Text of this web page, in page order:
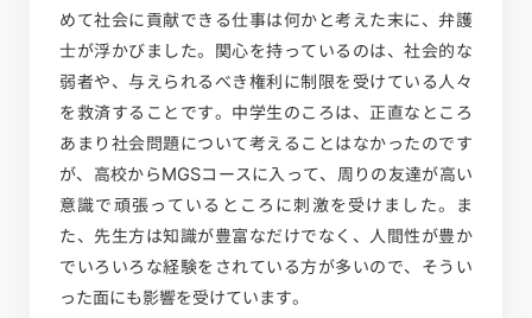
めて社会に貢献できる仕事は何かと考えた末に、弁護
士が浮かびました。関心を持っているのは、社会的な
弱者や、与えられるべき権利に制限を受けている人々
を救済することです。中学生のころは、正直なところ
あまり社会問題について考えることはなかったのです
が、高校からMGSコースに入って、周りの友達が高い
意識で頑張っているところに刺激を受けました。ま
た、先生方は知識が豊富なだけでなく、人間性が豊か
でいろいろな経験をされている方が多いので、そうい
った面にも影響を受けています。